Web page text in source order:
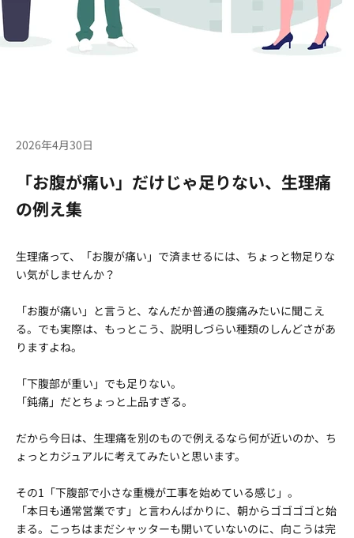
2026年4月30日
「お腹が痛い」だけじゃ足りない、生理痛
の例え集
生理痛って、「お腹が痛い」で済ませるには、ちょっと物足りな
い気がしませんか？
「お腹が痛い」と言うと、なんだか普通の腹痛みたいに聞こえ
る。でも実際は、もっとこう、説明しづらい種類のしんどさがあ
りますよね。
「下腹部が重い」でも足りない。
「鈍痛」だとちょっと上品すぎる。
だから今日は、生理痛を別のもので例えるなら何が近いのか、ち
ょっとカジュアルに考えてみたいと思います。
その1「下腹部で小さな重機が工事を始めている感じ」。
「本日も通常営業です」と言わんばかりに、朝からゴゴゴゴと始
まる。こっちはまだシャッターも開いていないのに、向こうは完